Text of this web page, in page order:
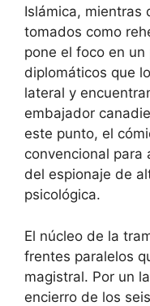
Islámica, mientras
tomados como
pone el foco en
diplomáticos que
lateral y
embajador
este punto, el
convencional para
del espionaje de
psicológica.
El núcleo de la
frentes paralelos
magistral. Por un
encierro de los